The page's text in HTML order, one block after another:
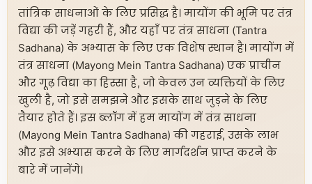
तांत्रिक साधनाओं के लिए प्रसिद्ध है। मायोंग की भूमि पर तंत्र
विद्या की जड़ें गहरी हैं, और यहाँ पर तंत्र साधना (Tantra
Sadhana) के अभ्यास के लिए एक विशेष स्थान है। मायोंग में
तंत्र साधना (Mayong Mein Tantra Sadhana) एक प्राचीन
और गूढ़ विद्या का हिस्सा है, जो केवल उन व्यक्तियों के लिए
खुली है, जो इसे समझने और इसके साथ जुड़ने के लिए
तैयार होते हैं। इस ब्लॉग में हम मायोंग में तंत्र साधना
(Mayong Mein Tantra Sadhana) की गहराई, उसके लाभ
और इसे अभ्यास करने के लिए मार्गदर्शन प्राप्त करने के
बारे में जानेंगे।